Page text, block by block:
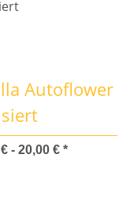
Autoflower
- 20,00 € *